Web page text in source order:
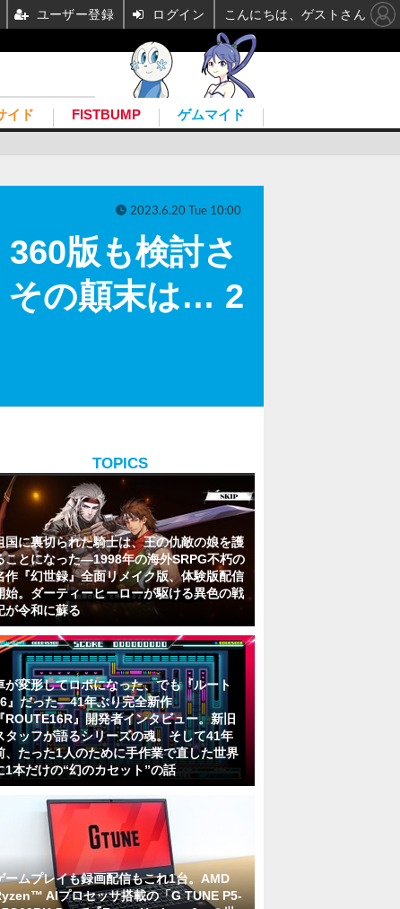
イド FISTBUMP ゲムマイド
版も検討さ
その顛末は… 2
2023.6.20 Tue 10:00
TOPICS
国に裏切られた騎士は、王の仇敵の娘を護
ことになった―1998年の海外SRPG不朽の
作『幻世録』全面リメイク版、体験版配信
始。ダーティーヒーローが駆ける異色の戦
が令和に蘇る
が変形してロボになった、でも『ルート
』だった―41年ぶり完全新作
『ROUTE16R』開発者インタビュー。新旧
タッフが語るシリーズの魂。そして41年
、たった1人のために手作業で直した世界
1本だけの“幻のカセット”の話
ームプレイも録画配信もこれ1台。AMD
AIプロセッサ搭載の「G TUNE P5-
ユーザー登録 ログイン こんにちは、ゲストさん